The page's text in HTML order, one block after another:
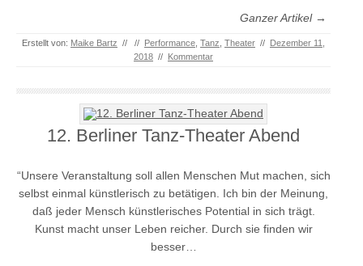
Ganzer Artikel →
Erstellt von: Maike Bartz // // Performance Tanz Theater // Dezember 11,
2018 // Kommentar
12. Berliner Tanz-Theater Abend
“Unsere Veranstaltung soll allen Menschen Mut machen, sich
selbst einmal künstlerisch zu betätigen. Ich bin der Meinung,
daß jeder Mensch künstlerisches Potential in sich trägt.
Kunst macht unser Leben reicher. Durch sie finden wir
besser…